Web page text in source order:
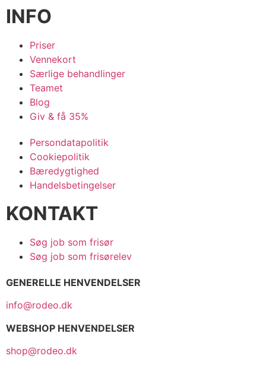
INFO
Priser
Vennekort
Særlige behandlinger
Teamet
Blog
Giv & få 35%
Persondatapolitik
Cookiepolitik
Bæredygtighed
Handelsbetingelser
KONTAKT
Søg job som frisør
Søg job som frisørelev
GENERELLE HENVENDELSER
info@rodeo.dk
WEBSHOP HENVENDELSER
shop@rodeo.dk